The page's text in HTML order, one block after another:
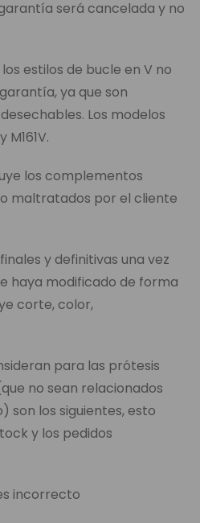
será cancelada y no
estilos de bucle en V no
ya que son
Los modelos
M161V.
los complementos
maltratados por el cliente
y definitivas una vez
haya modificado de forma
corte, color,
para las prótesis
no sean relacionados
son los siguientes, esto
y los pedidos
incorrecto